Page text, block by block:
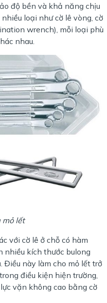
độ bền và khả năng chịu
loại như cờ lê vòng, cờ
wrench), mỗi loại phù
nhau.
mỏ lết
với cờ lê ở chỗ có hàm
nhiều kích thước bulong
Điều này làm cho mỏ lết trở
điều kiện hiện trường,
vặn không cao bằng cờ